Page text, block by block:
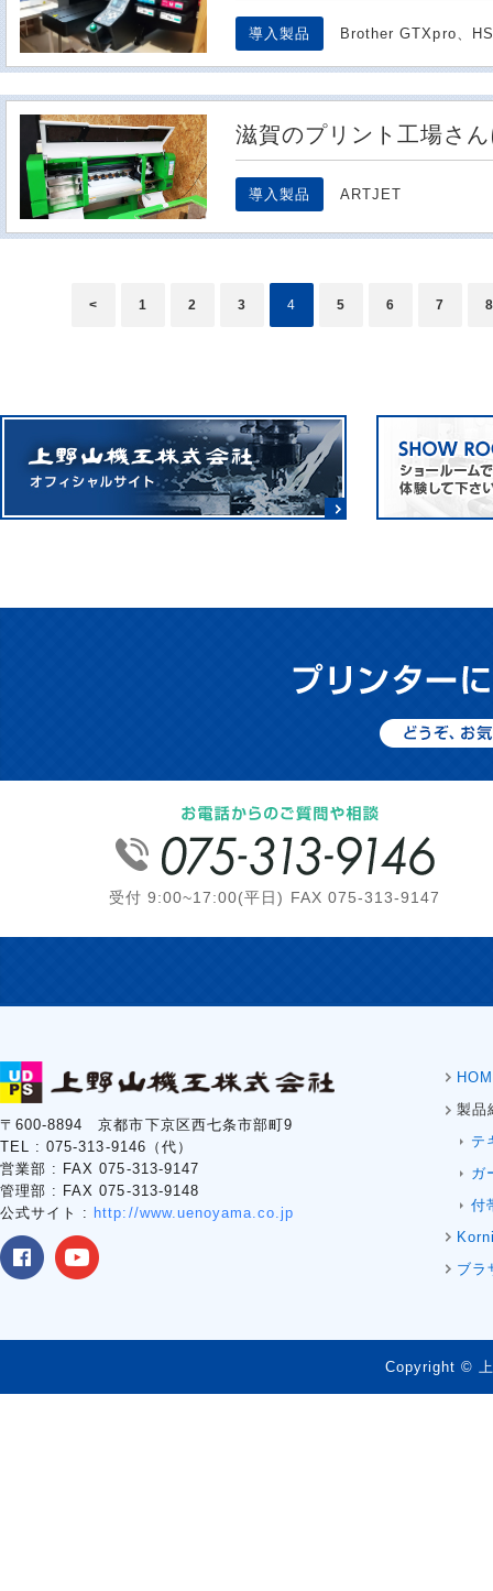
導入製品 Brother GTXpro、
滋賀のプリント工場さ
導入製品 ARTJET
< 1 2 3 4 5 6 7
受付 9:00~17:00(平日) FAX 075-313-9147
〒600-8894 京都市下京区西七条市部町9
TEL : 075-313-9146（代）
営業部 : FAX 075-313-9147
管理部 : FAX 075-313-9148
公式サイト : http://www.uenoyama.co.jp
製品
テ
ガ
付
ブラ
Copyright ©